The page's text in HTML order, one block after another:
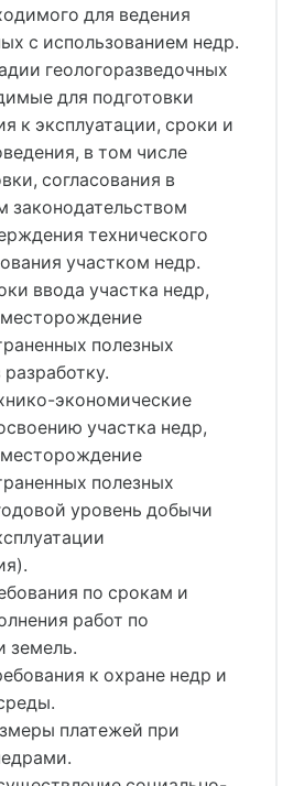
для ведения
с использованием недр.
геологоразведочных
для подготовки
к эксплуатации, сроки и
в том числе
согласования в
законодательством
технического
участком недр.
ввода участка недр,
полезных
экономические
участка недр,
полезных
уровень добычи
по срокам и
работ по
земель.
к охране недр и
платежей при